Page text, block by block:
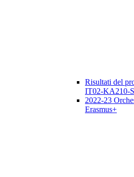
Risultati del
IT02-KA210-
2022-23
Erasmus+